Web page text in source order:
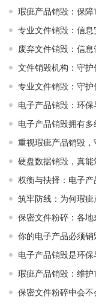
瑕疵产品销毁：保
专业文件销毁：信
废弃文件销毁：信
文件销毁机构：守
专业文件销毁：守
电子产品销毁：环
电子产品销毁拥有
重视瑕疵产品销毁，
硬盘数据销毁，真能
权衡与抉择：电子
筑牢防线：为何瑕疵
保密文件粉碎：各地
你的电子产品必须销
电子产品销毁是环保
瑕疵产品销毁：维护
保密文件粉碎中会不